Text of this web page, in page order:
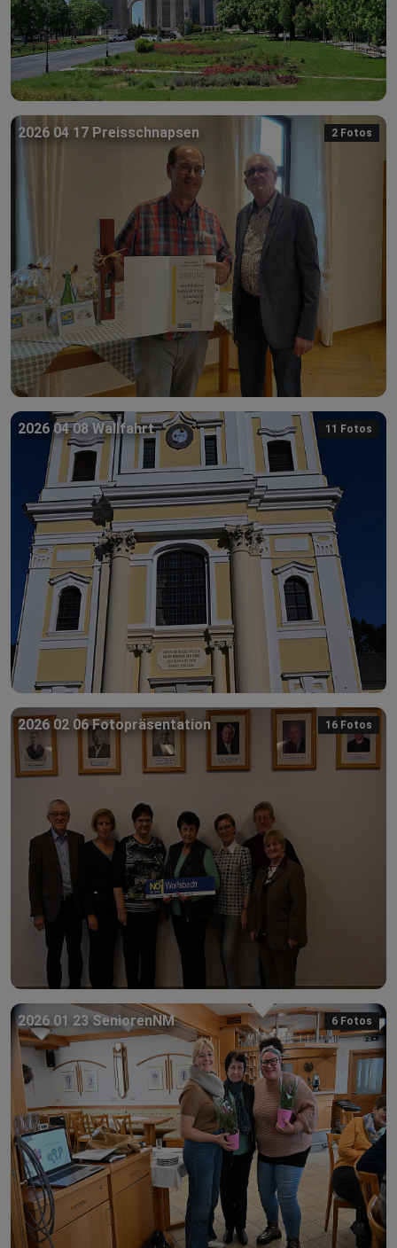
2026 04 17 Preisschnapsen 2 Fotos
2026 04 08 Wallfahrt 11 Fotos
2026 02 06 Fotopräsentation 16 Fotos
2026 01 23 SeniorenNM 6 Fotos